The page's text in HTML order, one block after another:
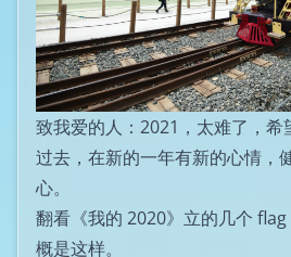
致我爱的人：2021，太难了，希
过去，在新的一年有新的心情，
心。
翻看《我的 2020》立的几个
概是这样。